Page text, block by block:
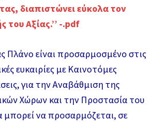
διαπιστώνει εύκολα τον
του Αξίας.’’ -.pdf
Πλάνο είναι προσαρμοσμένο στις
ευκαιρίες με Καινοτόμες
για την Αναβάθμιση της
Χώρων και την Προστασία του
μπορεί να προσαρμόζεται, σε